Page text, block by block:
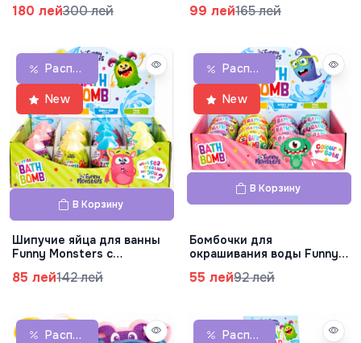
180 лей300 лей 99 лей165 лей
Распродажа
New
В Корзину
Шипучие яйца для ванны
Funny Monsters с
42.815.00
85 лей142 лей
Распродажа
New
В Корзину
Бомбочки для
окрашивания воды Funny
55 лей92 лей
Распродажа Распродажа